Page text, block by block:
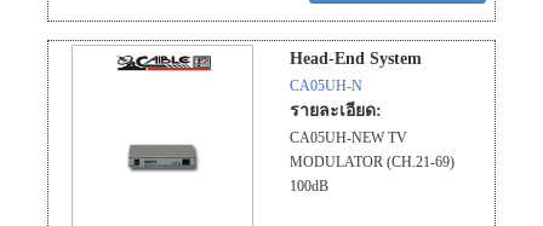
Head-End System
CA05UH-N
รายละเอียด:
CA05UH-NEW TV
MODULATOR (CH.21-69)
100dB